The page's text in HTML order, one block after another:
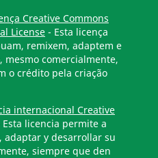
Creative Commons
License- Esta licença
remixem, adaptem e
mesmo comercialmente,
o crédito pela criação
internacional Creative
Esta licencia permite a
y desarrollar su
siempre que den